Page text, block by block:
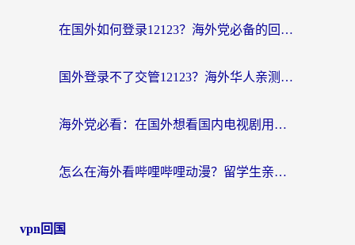
在国外如何登录12123？海外党必备的回国加速实用指南
国外登录不了交管12123？海外华人亲测有效的回国加速器选择指南
海外党必看：在国外想看国内电视剧用什么软件？3步解决地域限制
怎么在海外看哔哩哔哩动漫？留学生亲测有效的回国加速方案
vpn回国